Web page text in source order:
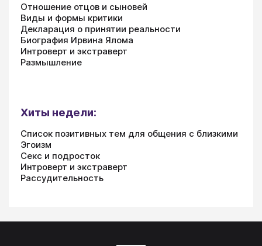
Отношение отцов и сыновей
Виды и формы критики
Декларация о принятии реальности
Биография Ирвина Ялома
Интроверт и экстраверт
Размышление
Хиты недели:
Список позитивных тем для общения с близкими
Эгоизм
Секс и подросток
Интроверт и экстраверт
Рассудительность